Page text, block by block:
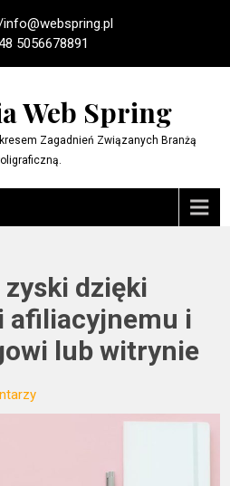
info@webspring.pl
5056678891
Web Spring
Zagadnień Związanych Branżą
dzięki
afiliacyjnemu i
lub witrynie